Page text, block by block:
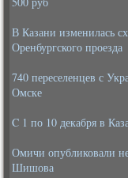
В Казани изменилась
Оренбургского проезда
740 переселенцев с
Омске
C 1 по 10 декабря в
Омичи опубликовали
Шишова